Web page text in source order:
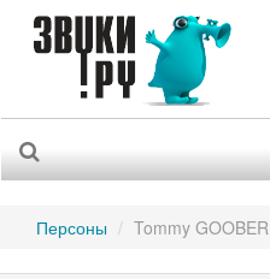
Персоны Tommy GOOBER